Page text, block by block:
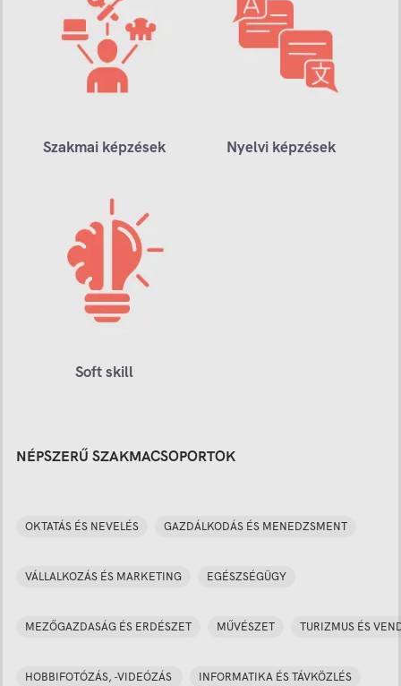
Szakmai képzések Nyelvi képzések
Soft skill
NÉPSZERŰ SZAKMACSOPORTOK
OKTATÁS ÉS NEVELÉS GAZDÁLKODÁS ÉS MENEDZSMENT
VÁLLALKOZÁS ÉS MARKETING EGÉSZSÉGÜGY
MEZŐGAZDASÁG ÉS ERDÉSZET MŰVÉSZET TURIZMUS ÉS
HOBBIFOTÓZÁS, -VIDEÓZÁS INFORMATIKA ÉS TÁVKÖZLÉS